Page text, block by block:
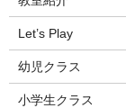
Let’s Play
幼児クラス
小学生クラス